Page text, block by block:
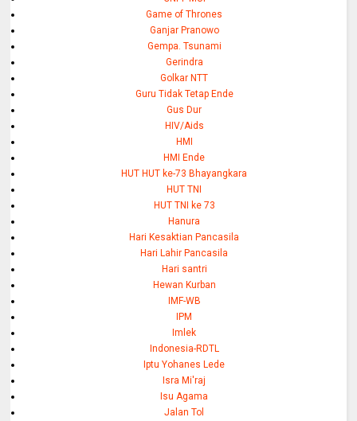
Game of Thrones
Ganjar Pranowo
Gempa. Tsunami
Gerindra
Golkar NTT
Guru Tidak Tetap Ende
Gus Dur
HIV/Aids
HMI
HMI Ende
HUT HUT ke-73 Bhayangkara
HUT TNI
HUT TNI ke 73
Hanura
Hari Kesaktian Pancasila
Hari Lahir Pancasila
Hari santri
Hewan Kurban
IMF-WB
IPM
Imlek
Indonesia-RDTL
Iptu Yohanes Lede
Isra Mi'raj
Isu Agama
Jalan Tol